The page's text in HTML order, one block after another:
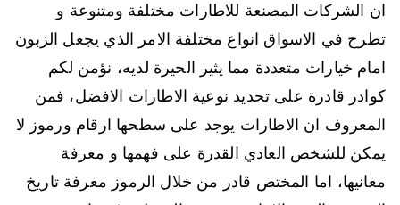
ان الشركات المصنعة للاطارات مختلفة ومتنوعة و
تطرح في الاسواق انواع مختلفة الامر الذي يجعل الزبون
امام خيارات متعددة مما يثير الحيرة لديه، نؤمن لكم
كوادر قادرة على تحديد نوعية الاطارات الافضل، فمن
المعروف ان الاطارات يوجد على سطحها ارقام ورموز لا
يمكن للشخص العادي القدرة على فهمها و معرفة
معانيها، اما المختص قادر من خلال الرموز معرفة تاريخ